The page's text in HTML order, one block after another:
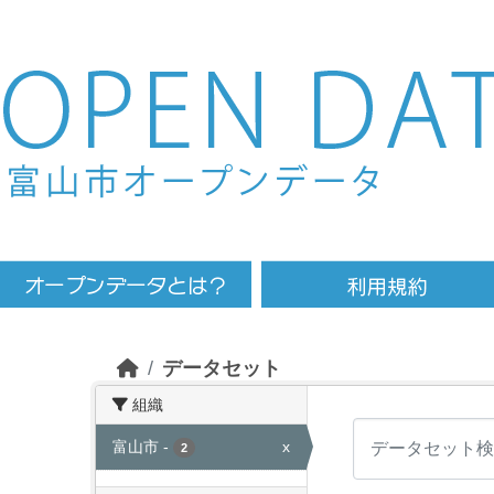
Skip to main content
データセット
組織
富山市 - 2 x